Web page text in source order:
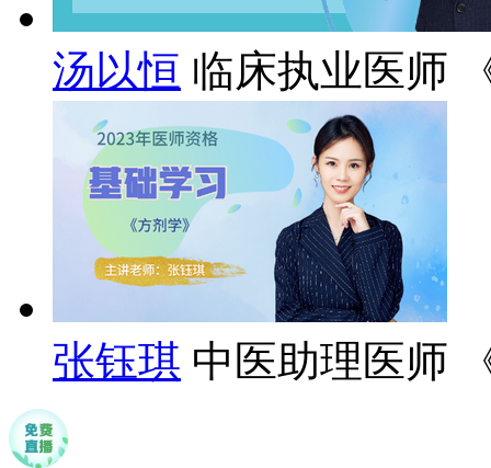
汤以恒 临床执业医师
张钰琪 中医助理医师